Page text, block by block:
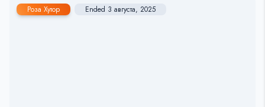
Роза Хутор Ended 3 августа, 2025